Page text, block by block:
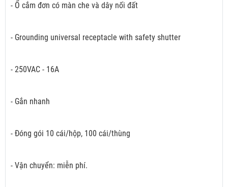
- Ổ cắm đơn có màn che và dây nối đất
- Grounding universal receptacle with safety shutter
- 250VAC - 16A
- Gắn nhanh
- Đóng gói 10 cái/hộp, 100 cái/thùng
- Vận chuyển: miễn phí.